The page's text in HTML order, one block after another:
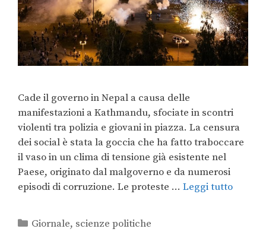
Cade il governo in Nepal a causa delle
manifestazioni a Kathmandu, sfociate in scontri
violenti tra polizia e giovani in piazza. La censura
dei social è stata la goccia che ha fatto traboccare
il vaso in un clima di tensione già esistente nel
Paese, originato dal malgoverno e da numerosi
episodi di corruzione. Le proteste … Leggi tutto
Giornale, scienze politiche